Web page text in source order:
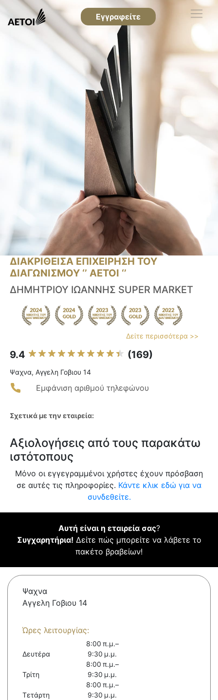
Εγγραφείτε
ΔΙΑΚΡΙΘΕΙΣΑ ΕΠΙΧΕΙΡΗΣΗ ΤΟΥ
ΔΙΑΓΩΝΙΣΜΟΥ ‘’ ΑΕΤΟΙ ‘’
ΔΗΜΗΤΡΙΟΥ ΙΩΑΝΝΗΣ SUPER MARKET
Δείτε περισσότερα >>
9.4 (169)
Ψαχνα, Αγγελη Γοβιου 14
Εμφάνιση αριθμού τηλεφώνου
Σχετικά με την εταιρεία:
Αξιολογήσεις από τους παρακάτω
ιστότοπους
Μόνο οι εγγεγραμμένοι χρήστες έχουν πρόσβαση
σε αυτές τις πληροφορίες. Κάντε κλικ εδώ για να
συνδεθείτε.
Αυτή είναι η εταιρεία σας?
Συγχαρητήρια! Δείτε πώς μπορείτε να λάβετε το
πακέτο βραβείων!
Ψαχνα
Αγγελη Γοβιου 14
Ώρες λειτουργίας:
Δευτέρα
8:00 π.μ.–
9:30 μ.μ.
Τρίτη
8:00 π.μ.–
9:30 μ.μ.
Τετάρτη
8:00 π.μ.–
9:30 μ.μ.